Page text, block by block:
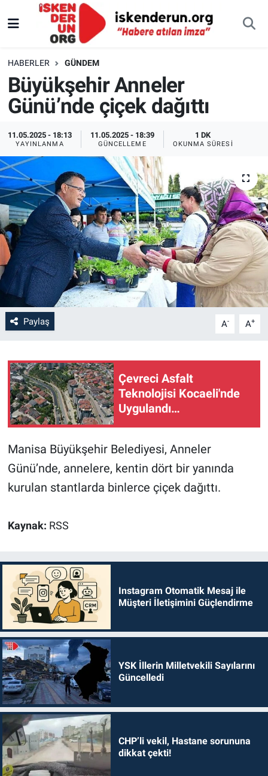
HABERLER GÜNDEM
Büyükşehir Anneler
Günü’nde çiçek dağıttı
11.05.2025 - 18:13
YAYINLANMA
11.05.2025 - 18:39
GÜNCELLEME
1 DK
OKUNMA SÜRESI
Paylaş A- A+
Çevreci Asfalt
Teknolojisi Kocaeli'nde
Uygulandı…
Manisa Büyükşehir Belediyesi, Anneler
Günü’nde, annelere, kentin dört bir yanında
kurulan stantlarda binlerce çiçek dağıttı.
Kaynak: RSS
Instagram Otomatik Mesaj ile
Müşteri İletişimini Güçlendirme
YSK İllerin Milletvekili Sayılarını
Güncelledi
CHP’li vekil, Hastane sorununa
dikkat çekti!